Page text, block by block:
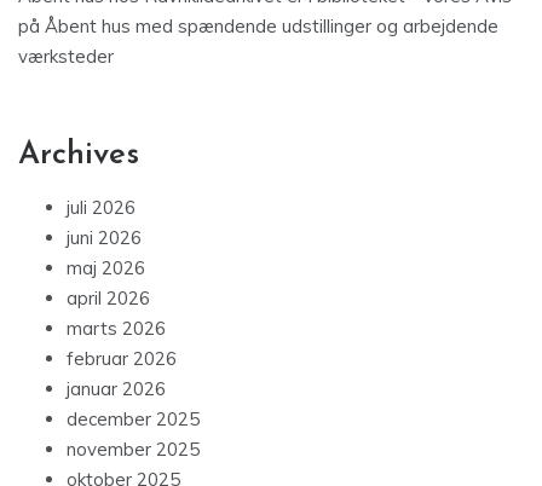
på Åbent hus med spændende udstillinger og arbejdende
værksteder
Archives
juli 2026
juni 2026
maj 2026
april 2026
marts 2026
februar 2026
januar 2026
december 2025
november 2025
oktober 2025